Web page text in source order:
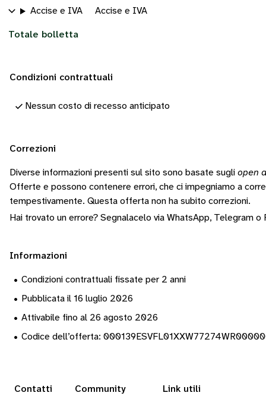
Accise e IVA Accise e IVA
Totale bolletta
Condizioni contrattuali
Nessun costo di recesso anticipato
Correzioni
Diverse informazioni presenti sul sito sono basate sugli open
Offerte e possono contenere errori, che ci impegniamo a
tempestivamente. Questa offerta non ha subito correzioni.
Hai trovato un errore? Segnalacelo via WhatsApp, Telegram o
Informazioni
• Condizioni contrattuali fissate per 2 anni
• Pubblicata il 16 luglio 2026
• Attivabile fino al 26 agosto 2026
• Codice dell’offerta:
Contatti Community Link utili